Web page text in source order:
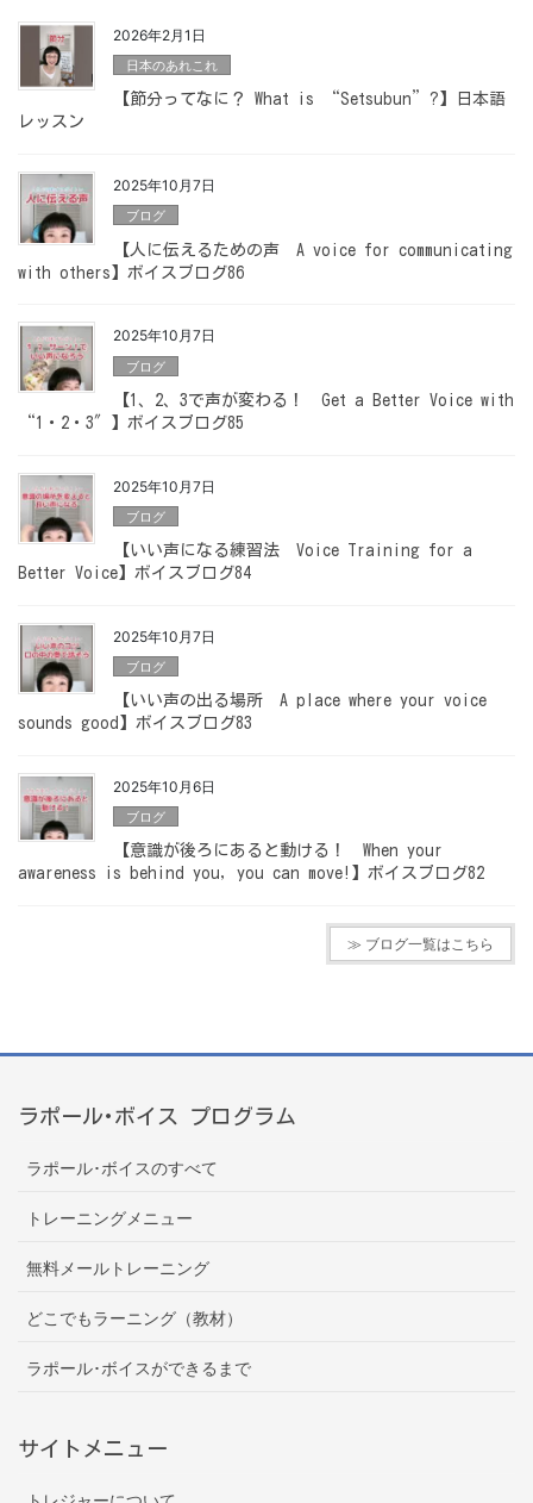
2026年2月1日
日本のあれこれ
【節分ってなに？ What is “Setsubun”?】日本語
レッスン
2025年10月7日
ブログ
【人に伝えるための声 A voice for communicating
with others】ボイスブログ86
2025年10月7日
ブログ
【1、2、3で声が変わる！ Get a Better Voice with
“1・2・3″】ボイスブログ85
2025年10月7日
ブログ
【いい声になる練習法 Voice Training for a
Better Voice】ボイスブログ84
2025年10月7日
ブログ
【いい声の出る場所 A place where your voice
sounds good】ボイスブログ83
2025年10月6日
ブログ
【意識が後ろにあると動ける！ When your
awareness is behind you, you can move!】ボイスブログ82
≫ ブログ一覧はこちら
ラポール･ボイス プログラム
ラポール･ボイスのすべて
トレーニングメニュー
無料メールトレーニング
どこでもラーニング（教材）
ラポール･ボイスができるまで
サイトメニュー